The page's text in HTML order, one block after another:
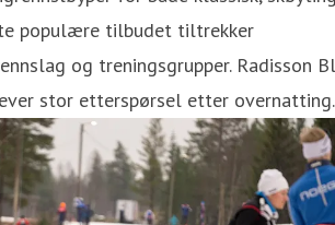
populære tilbudet tiltrekker
og treningsgrupper. Radisson
stor etterspørsel etter overnatting.